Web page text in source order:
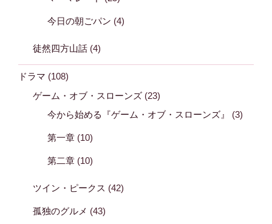
今日の朝ごパン (4)
徒然四方山話 (4)
ドラマ (108)
ゲーム・オブ・スローンズ (23)
今から始める『ゲーム・オブ・スローンズ』
(3)
第一章 (10)
第二章 (10)
ツイン・ピークス (42)
孤独のグルメ (43)